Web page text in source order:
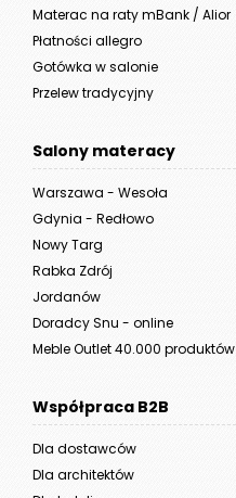
Materac na raty mBank / Alior
Płatności allegro
Gotówka w salonie
Przelew tradycyjny
Salony materacy
Warszawa - Wesoła
Gdynia - Redłowo
Nowy Targ
Rabka Zdrój
Jordanów
Doradcy Snu - online
Meble Outlet 40.000 produktów
Współpraca B2B
Dla dostawców
Dla architektów